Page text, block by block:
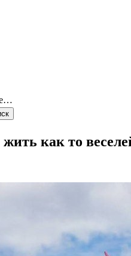
как то